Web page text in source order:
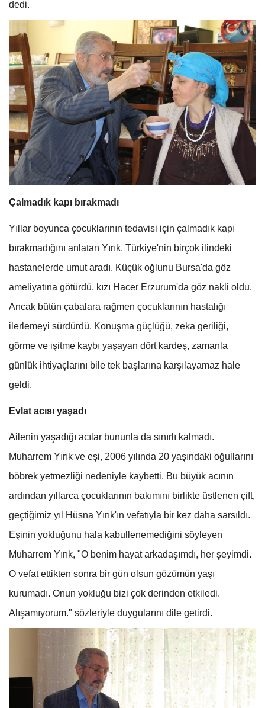
dedi.
Çalmadık kapı bırakmadı
Yıllar boyunca çocuklarının tedavisi için çalmadık kapı
bırakmadığını anlatan Yırık, Türkiye'nin birçok ilindeki
hastanelerde umut aradı. Küçük oğlunu Bursa'da göz
ameliyatına götürdü, kızı Hacer Erzurum'da göz nakli oldu.
Ancak bütün çabalara rağmen çocuklarının hastalığı
ilerlemeyi sürdürdü. Konuşma güçlüğü, zeka geriliği,
görme ve işitme kaybı yaşayan dört kardeş, zamanla
günlük ihtiyaçlarını bile tek başlarına karşılayamaz hale
geldi.
Evlat acısı yaşadı
Ailenin yaşadığı acılar bununla da sınırlı kalmadı.
Muharrem Yırık ve eşi, 2006 yılında 20 yaşındaki oğullarını
böbrek yetmezliği nedeniyle kaybetti. Bu büyük acının
ardından yıllarca çocuklarının bakımını birlikte üstlenen çift,
geçtiğimiz yıl Hüsna Yırık'ın vefatıyla bir kez daha sarsıldı.
Eşinin yokluğunu hala kabullenemediğini söyleyen
Muharrem Yırık, "O benim hayat arkadaşımdı, her şeyimdi.
O vefat ettikten sonra bir gün olsun gözümün yaşı
kurumadı. Onun yokluğu bizi çok derinden etkiledi.
Alışamıyorum." sözleriyle duygularını dile getirdi.